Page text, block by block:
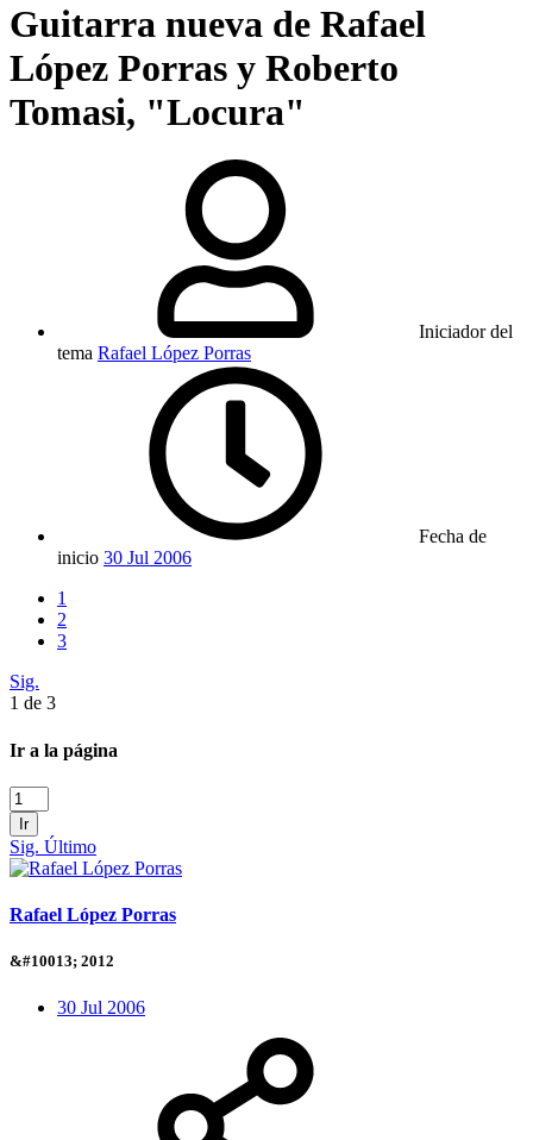
Guitarra nueva de Rafael
López Porras y Roberto
Tomasi, "Locura"
Iniciador del
tema Rafael López Porras
Fecha de
inicio 30 Jul 2006
1
2
3
Sig.
1 de 3
Ir a la página
Ir
Sig. Último
Rafael López Porras
&#10013; 2012
30 Jul 2006